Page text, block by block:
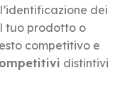
dei
tuo prodotto o
competitivo e
distintivi